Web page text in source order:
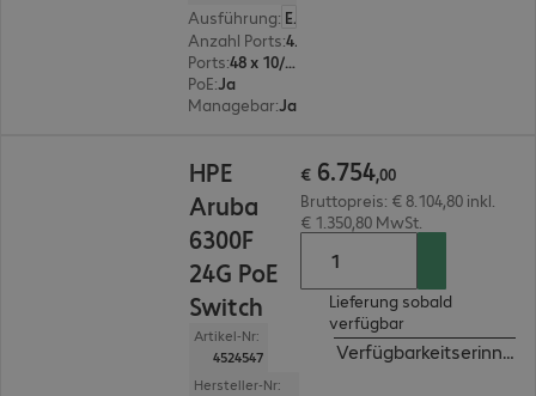
Ausführung: Europäisch
Anzahl Ports: 48
Ports:
48 x 10/100/1000 RJ45
PoE:Ja
Managebar:Ja
HPE
Aruba
6300F
24G PoE
Switch
Artikel-Nr:
4524547
Hersteller-Nr:
€ 6.754,00
Bruttopreis: € 8.104,80 inkl.
€ 1.350,80 MwSt.
Lieferung sobald
verfügbar